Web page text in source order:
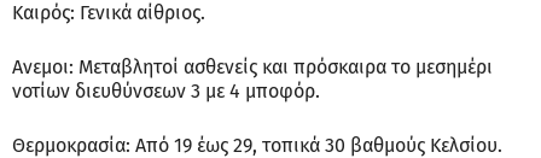
Καιρός: Γενικά αίθριος.
Ανεμοι: Μεταβλητοί ασθενείς και πρόσκαιρα το μεσημέρι
νοτίων διευθύνσεων 3 με 4 μποφόρ.
Θερμοκρασία: Από 19 έως 29, τοπικά 30 βαθμούς Κελσίου.